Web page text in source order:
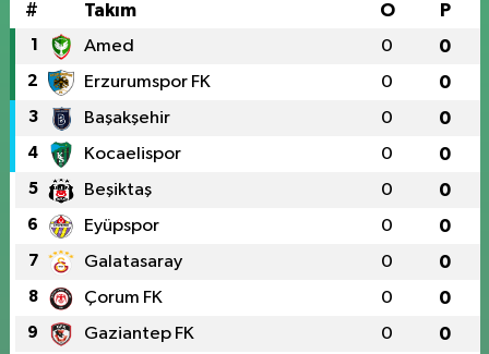
# Takım O P
1 Amed 0 0
2 Erzurumspor FK 0 0
3 Başakşehir 0 0
4 Kocaelispor 0 0
5 Beşiktaş 0 0
6 Eyüpspor 0 0
7 Galatasaray 0 0
8 Çorum FK 0 0
9 Gaziantep FK 0 0